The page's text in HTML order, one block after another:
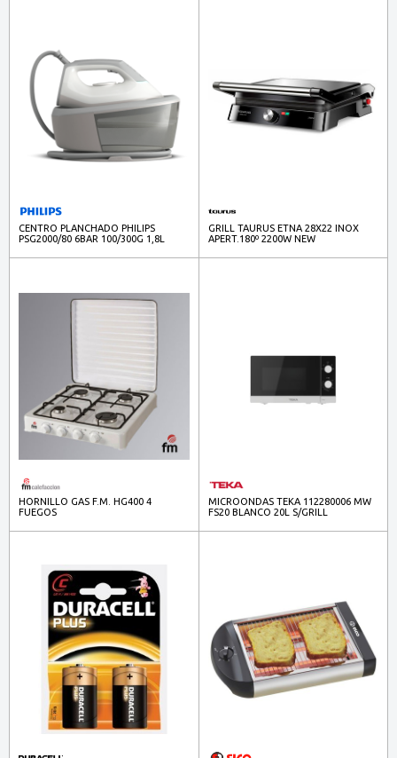
CENTRO PLANCHADO PHILIPS
PSG2000/80 6BAR 100/300G 1,8L
GRILL TAURUS ETNA 28X22 INOX
APERT.180º 2200W NEW
HORNILLO GAS F.M. HG400 4
FUEGOS
MICROONDAS TEKA 112280006 MW
FS20 BLANCO 20L S/GRILL